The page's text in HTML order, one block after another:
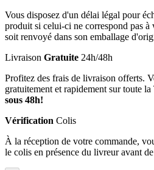
Vous disposez d'un délai légal pour
produit si celui-ci ne correspond pas
soit renvoyé dans son emballage
Livraison Gratuite 24h/48h
Profitez des frais de livraison offerts.
gratuitement et rapidement sur toute la
sous 48h!
Vérification Colis
À la réception de votre commande,
le colis en présence du livreur avant